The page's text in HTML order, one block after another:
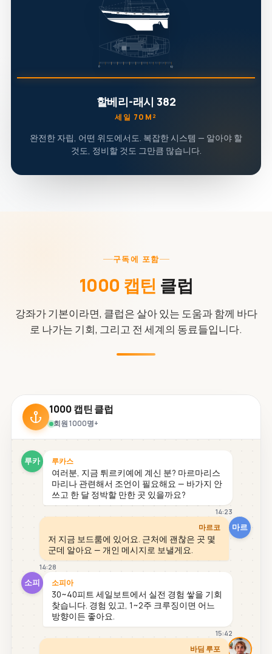
할베리-래시 382
세일 70M²
완전한 자립, 어떤 위도에서도. 복잡한 시스템 — 알아야 할
것도, 정비할 것도 그만큼 많습니다.
구독에 포함
1000 캡틴 클럽
강좌가 기본이라면, 클럽은 살아 있는 도움과 함께 바다
로 나가는 기회, 그리고 전 세계의 동료들입니다.
1000 캡틴 클럽
회원 1000명+
루카 루카스
여러분, 지금 튀르키예에 계신 분? 마르마리스
마리나 관련해서 조언이 필요해요 — 바가지 안
쓰고 한 달 정박할 만한 곳 있을까요?
14:23
마르
마르코
저 지금 보드룸에 있어요. 근처에 괜찮은 곳 몇
군데 알아요 — 개인 메시지로 보낼게요.
14:28
소피 소피아
30~40피트 세일보트에서 실전 경험 쌓을 기회
찾습니다. 경험 있고, 1~2주 크루징이면 어느
방향이든 좋아요.
15:42
바딤 루포